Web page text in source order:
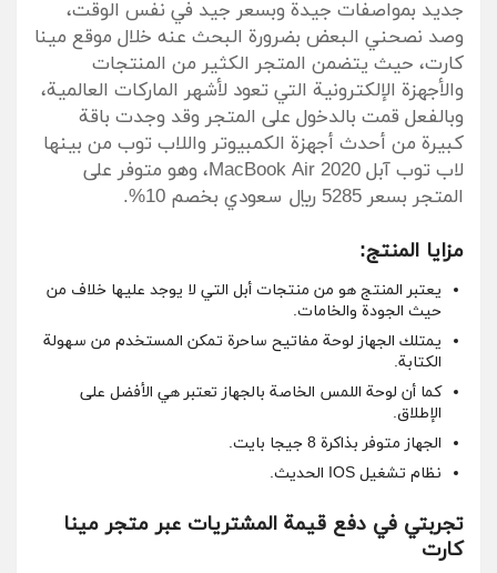
جديد بمواصفات جيدة وبسعر جيد في نفس الوقت،
وصد نصحني البعض بضرورة البحث عنه خلال موقع مينا
كارت، حيث يتضمن المتجر الكثير من المنتجات
والأجهزة الإلكترونية التي تعود لأشهر الماركات العالمية،
وبالفعل قمت بالدخول على المتجر وقد وجدت باقة
كبيرة من أحدث أجهزة الكمبيوتر واللاب توب من بينها
لاب توب آبل MacBook Air 2020، وهو متوفر على
المتجر بسعر 5285 ريال سعودي بخصم 10%.
مزايا المنتج:
يعتبر المنتج هو من منتجات أبل التي لا يوجد عليها خلاف من
حيث الجودة والخامات.
يمتلك الجهاز لوحة مفاتيح ساحرة تمكن المستخدم من سهولة
الكتابة.
كما أن لوحة اللمس الخاصة بالجهاز تعتبر هي الأفضل على
الإطلاق.
الجهاز متوفر بذاكرة 8 جيجا بايت.
نظام تشغيل IOS الحديث.
تجربتي في دفع قيمة المشتريات عبر متجر مينا
كارت